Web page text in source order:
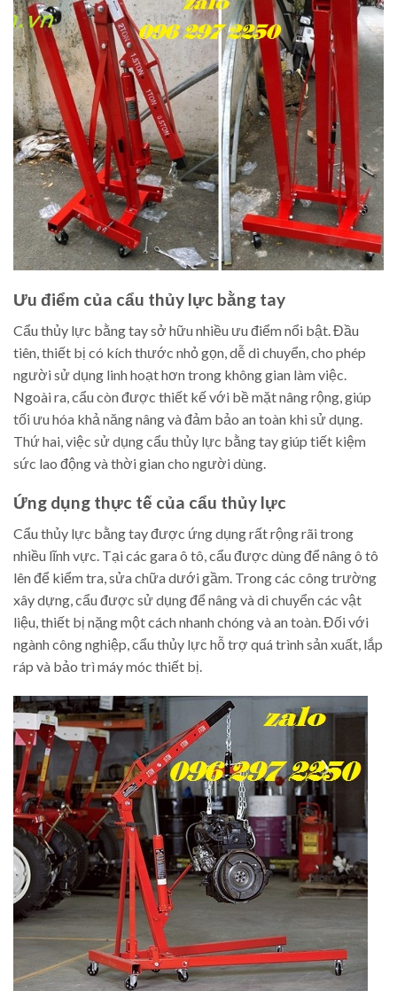
Ưu điểm của cẩu thủy lực bằng tay
Cẩu thủy lực bằng tay sở hữu nhiều ưu điểm nổi bật. Đầu
tiên, thiết bị có kích thước nhỏ gọn, dễ di chuyển, cho phép
người sử dụng linh hoạt hơn trong không gian làm việc.
Ngoài ra, cẩu còn được thiết kế với bề mặt nâng rộng, giúp
tối ưu hóa khả năng nâng và đảm bảo an toàn khi sử dụng.
Thứ hai, việc sử dụng cẩu thủy lực bằng tay giúp tiết kiệm
sức lao động và thời gian cho người dùng.
Ứng dụng thực tế của cẩu thủy lực
Cẩu thủy lực bằng tay được ứng dụng rất rộng rãi trong
nhiều lĩnh vực. Tại các gara ô tô, cẩu được dùng để nâng ô tô
lên để kiểm tra, sửa chữa dưới gầm. Trong các công trường
xây dựng, cẩu được sử dụng để nâng và di chuyển các vật
liệu, thiết bị nặng một cách nhanh chóng và an toàn. Đối với
ngành công nghiệp, cẩu thủy lực hỗ trợ quá trình sản xuất, lắp
ráp và bảo trì máy móc thiết bị.